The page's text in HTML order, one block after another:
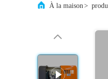
À la maison>